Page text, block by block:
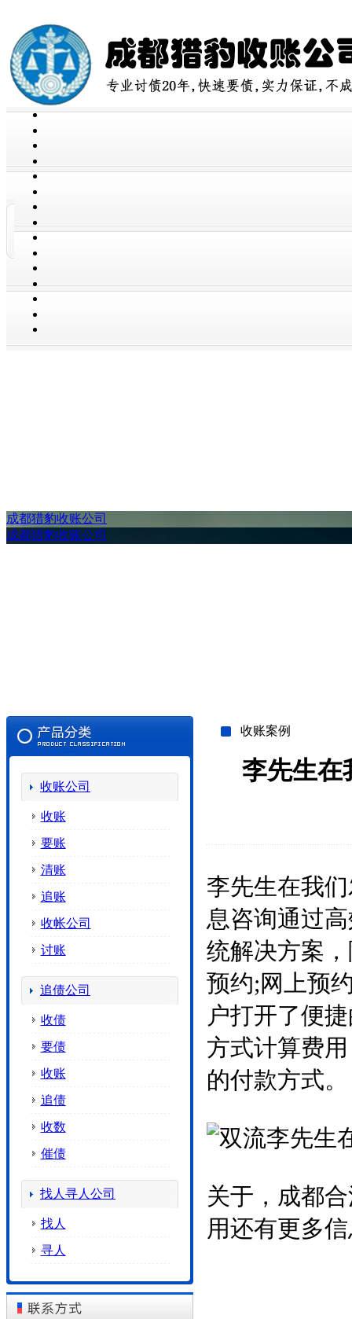
成都猎豹收账公司
成都猎豹收账公司
收账公司
收账
要账
清账
追账
收帐公司
讨账
追债公司
收债
要债
收账
追债
收数
催债
找人寻人公司
找人
寻人
收账案例
李先生在
李先生在我
息咨询通过
统解决方案
预约;网上预
户打开了便
方式计算费
的付款方式。
关于，成都
用还有更多